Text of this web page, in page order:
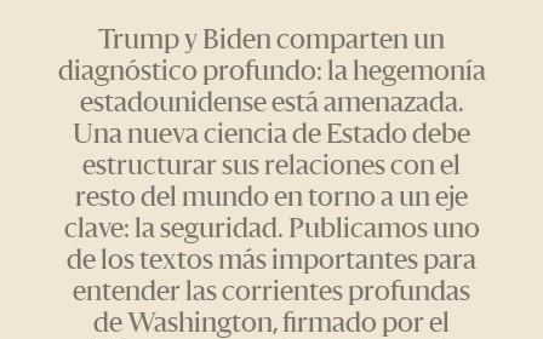
Trump y Biden comparten un
diagnóstico profundo: la hegemonía
estadounidense está amenazada.
Una nueva ciencia de Estado debe
estructurar sus relaciones con el
resto del mundo en torno a un eje
clave: la seguridad. Publicamos uno
de los textos más importantes para
entender las corrientes profundas
de Washington, firmado por el